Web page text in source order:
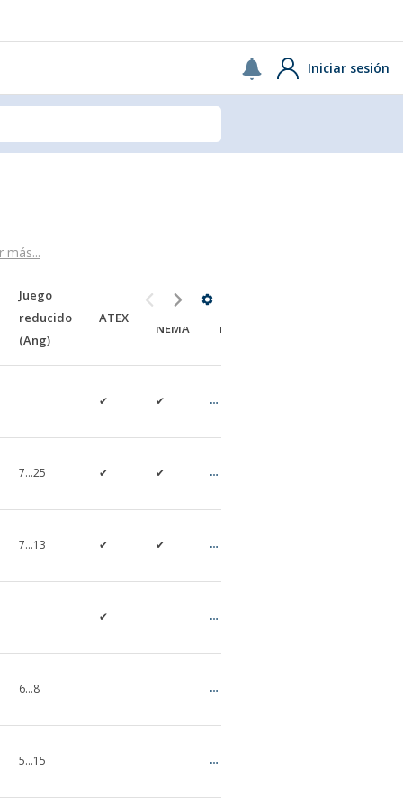
Iniciar sesión
más...
Juego
reducido
(Ang)
ATEX
Salida
NEMA
NEMA
✔ ✔
7…25 ✔ ✔
7…13 ✔ ✔
✔
6…8
5...15